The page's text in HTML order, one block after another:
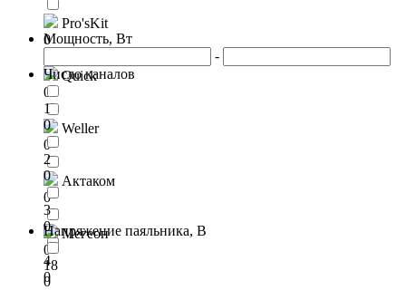
Pro'sKit
0
Quick
0
Weller
0
Актаком
0
Мегеон
0
Мощность, Вт
-
Число каналов
1
0
2
0
3
0
4
0
Напряжение паяльника, В
18
0